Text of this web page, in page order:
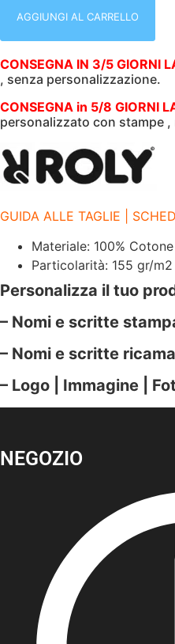
MEZZA
|
|
100%
COTONE
|
155
gr/m2
BEAGLE
|
6554
SCURO
quantità
AGGIUNGI AL CARRELLO
CONSEGNA IN 3/5 GIORNI
, senza personalizzazione.
CONSEGNA in 5/8 GIORNI
personalizzato con stampe ,
GUIDA ALLE TAGLIE |
Materiale: 100% Cotone
Particolarità: 155 gr/m2
Personalizza il tuo
– Nomi e scritte
– Nomi e scritte
– Logo | Immagine |
NEGOZIO